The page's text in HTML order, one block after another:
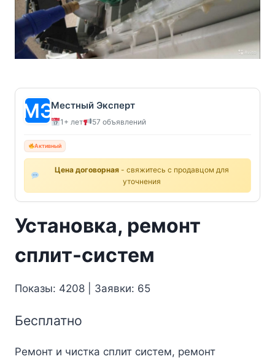
Местный Эксперт
1+ лет 57 объявлений
Активный
Цена договорная- свяжитесь с продавцом для
уточнения
Установка, ремонт
сплит-систем
Показы: 4208 | Заявки: 65
Бесплатно
Ремонт и чистка сплит систем, ремонт